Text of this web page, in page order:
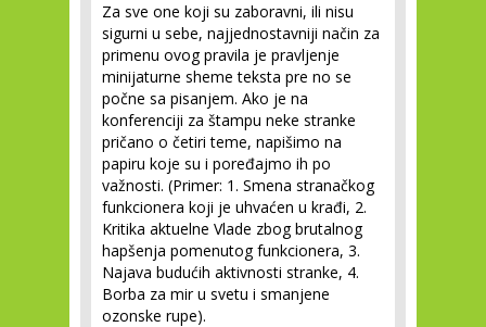
Za sve one koji su zaboravni, ili nisu
sigurni u sebe, najjednostavniji način za
primenu ovog pravila je pravljenje
minijaturne sheme teksta pre no se
počne sa pisanjem. Ako je na
konferenciji za štampu neke stranke
pričano o četiri teme, napišimo na
papiru koje su i poređajmo ih po
važnosti. (Primer: 1. Smena stranačkog
funkcionera koji je uhvaćen u krađi, 2.
Kritika aktuelne Vlade zbog brutalnog
hapšenja pomenutog funkcionera, 3.
Najava budućih aktivnosti stranke, 4.
Borba za mir u svetu i smanjene
ozonske rupe).